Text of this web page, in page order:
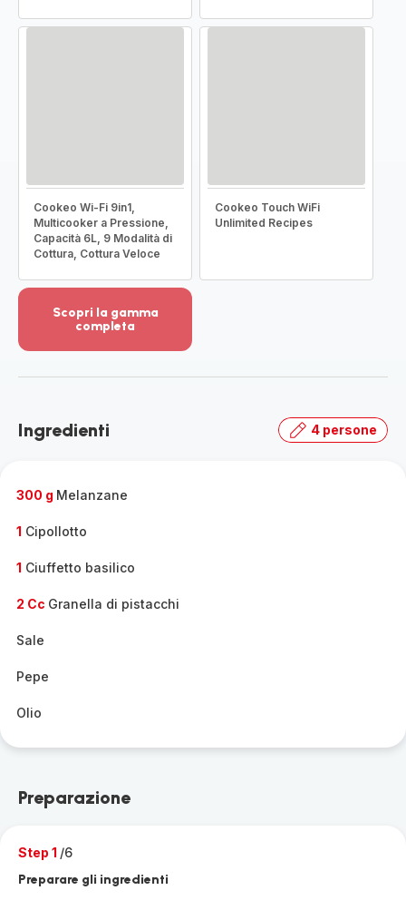
Cookeo Wi-Fi 9in1,
Multicooker a Pressione,
Capacità 6L, 9 Modalità di
Cottura, Cottura Veloce
Cookeo Touch WiFi
Unlimited Recipes
Scopri la gamma
completa
dettagli
la
Ingredienti 4 persone
300 g Melanzane
1 Cipollotto
1 Ciuffetto basilico
2 Cc Granella di pistacchi
Sale
Pepe
Olio
Preparazione
Step 1 /6
Preparare gli ingredienti